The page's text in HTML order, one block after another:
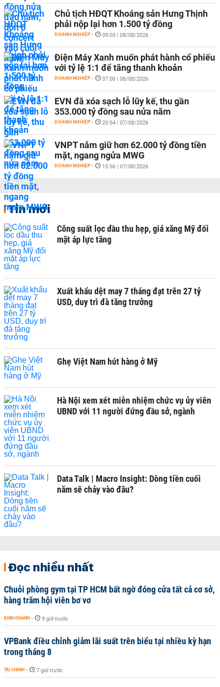
Chủ tịch HĐQT Khoáng sản Hưng Thịnh
phải nộp lại hơn 1.500 tỷ đồng
DOANH NGHIỆP - 09:00 | 08/08/2026
Điện Máy Xanh muốn phát hành cổ phiếu
với tỷ lệ 1:1 để tăng thanh khoản
DOANH NGHIỆP - 07:00 | 08/08/2026
EVN đã xóa sạch lỗ lũy kế, thu gần
353.000 tỷ đồng sau nửa năm
DOANH NGHIỆP - 20:54 | 07/08/2026
VNPT nắm giữ hơn 62.000 tỷ đồng tiền
mặt, ngang ngửa MWG
DOANH NGHIỆP - 15:56 | 07/08/2026
Tin mới
Công suất lọc dầu thu hẹp, giá xăng Mỹ đối
mặt áp lực tăng
Xuất khẩu dệt may 7 tháng đạt trên 27 tỷ
USD, duy trì đà tăng trưởng
Ghẹ Việt Nam hút hàng ở Mỹ
Hà Nội xem xét miễn nhiệm chức vụ ủy viên
UBND với 11 người đứng đầu sở, ngành
Data Talk | Macro Insight: Dòng tiền cuối
năm sẽ chảy vào đâu?
Đọc nhiều nhất
Chuỗi phòng gym tại TP HCM bất ngờ đóng cửa tất cả cơ sở,
hàng trăm hội viên bơ vơ
KINH DOANH - 9 giờ trước
VPBank điều chỉnh giảm lãi suất trên biểu tại nhiều kỳ hạn
trong tháng 8
TÀI CHÍNH - 7 giờ trước